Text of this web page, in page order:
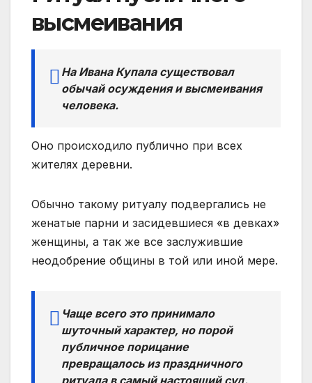
высмеивания
На Ивана Купала существовал
обычай осуждения и высмеивания
человека.
Оно происходило публично при всех
жителях деревни.
Обычно такому ритуалу подвергались не
женатые парни и засидевшиеся «в девках»
женщины, а так же все заслужившие
неодобрение общины в той или иной мере.
Чаще всего это принимало
шуточный характер, но порой
публичное порицание
превращалось из праздничного
ритуала в самый настоящий суд.